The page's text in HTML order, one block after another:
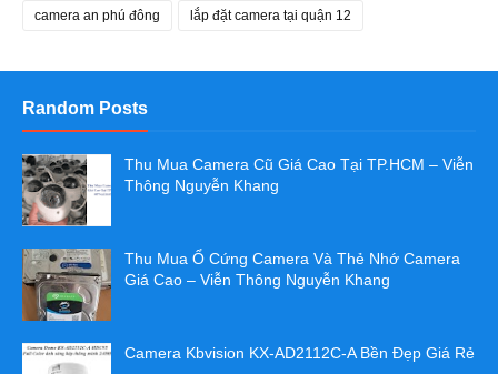
camera an phú đông lắp đặt camera tại quận 12
Random Posts
Thu Mua Camera Cũ Giá Cao Tại TP.HCM – Viễn
Thông Nguyễn Khang
Thu Mua Ổ Cứng Camera Và Thẻ Nhớ Camera
Giá Cao – Viễn Thông Nguyễn Khang
Camera Kbvision KX-AD2112C-A Bền Đẹp Giá Rẻ